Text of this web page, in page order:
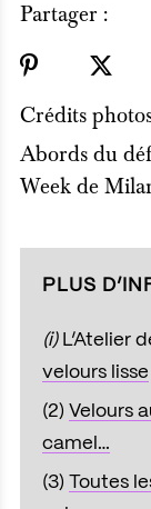
Partager :
Crédits
Abords du
Week de
PLUS
(i)L’Atelier
velours lisse
(2) Velours
camel…
(3) Toutes